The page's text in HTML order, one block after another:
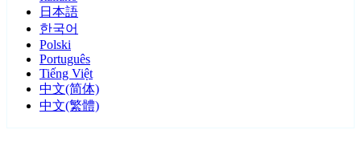
日本語
한국어
Polski
Português
Tiếng Việt
中文(简体)
中文(繁體)